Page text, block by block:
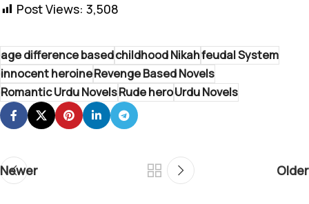
Post Views: 3,508
age difference basedchildhood Nikahfeudal System
innocent heroineRevenge Based Novels
Romantic Urdu NovelsRude heroUrdu Novels
Newer Older